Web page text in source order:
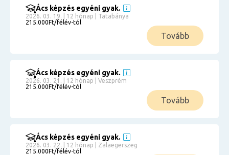
Ács képzés egyéni gyak.
2026. 03. 19. | 12 hónap | Tatabánya
215.000Ft/félév-tól
Tovább
Ács képzés egyéni gyak.
2026. 03. 21. | 12 hónap | Veszprém
215.000Ft/félév-tól
Tovább
Ács képzés egyéni gyak.
2026. 03. 22. | 12 hónap | Zalaegerszeg
215.000Ft/félév-tól